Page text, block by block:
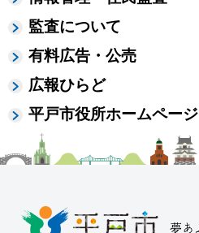
監査について
有料広告・公売
広報ひらど
平戸市役所ホームページ